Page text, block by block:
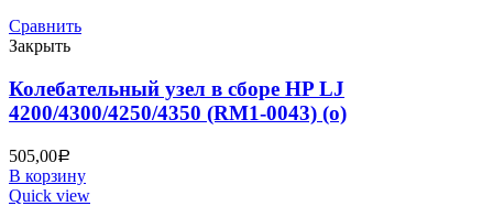
Сравнить
Закрыть
Колебательный узел в сборе HP LJ
4200/4300/4250/4350 (RM1-0043) (о)
505,00Р
В корзину
Quick view